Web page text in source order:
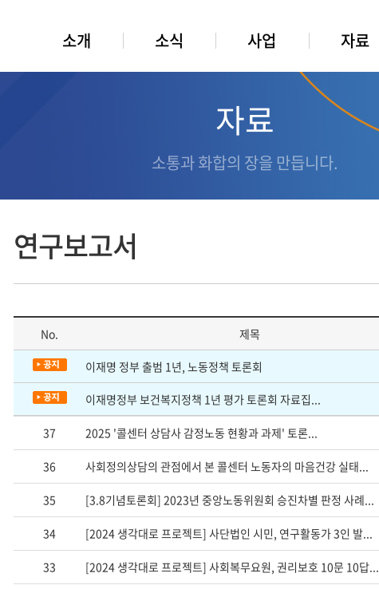
소개 소식 사업 자료
자료
소통과 화합의 장을 만듭니다.
연구보고서
No. 제목
이재명 정부 출범 1년, 노동정책 토론회
이재명정부 보건복지정책 1년 평가 토론회 자료집...
37 2025 '콜센터 상담사 감정노동 현황과 과제' 토론...
36 사회정의상담의 관점에서 본 콜센터 노동자의 마음건강 실태...
35 [3.8기념토론회] 2023년 중앙노동위원회 승진차별 판정 사례...
34 [2024 생각대로 프로젝트] 사단법인 시민, 연구활동가 3인 발...
33 [2024 생각대로 프로젝트] 사회복무요원, 권리보호 10문 10답...